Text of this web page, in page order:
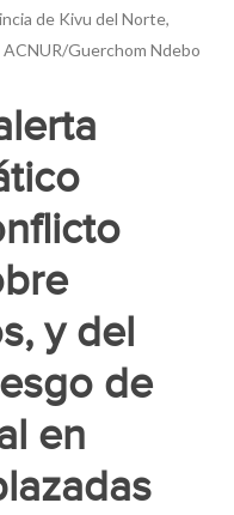
de Kivu del Norte,
Guerchom Ndebo
y del
de
en